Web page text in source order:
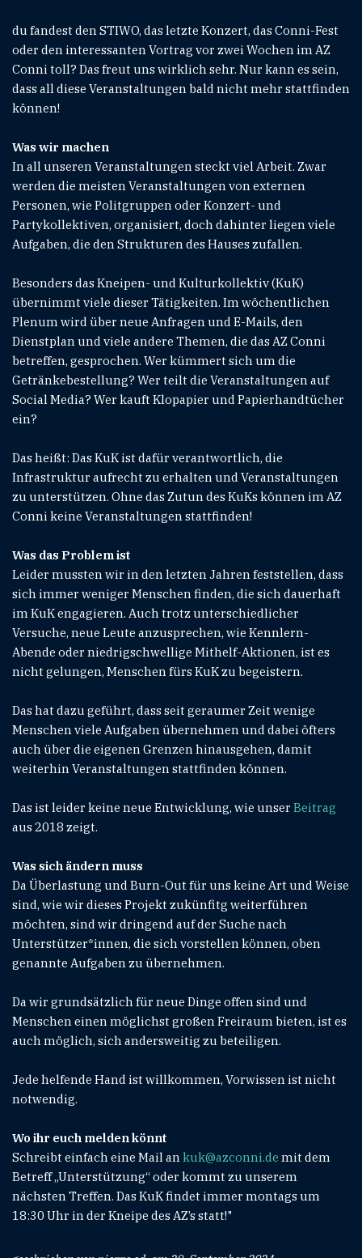
du fandest den STIWO, das letzte Konzert, das Conni-Fest
oder den interessanten Vortrag vor zwei Wochen im AZ
Conni toll? Das freut uns wirklich sehr. Nur kann es sein,
dass all diese Veranstaltungen bald nicht mehr stattfinden
können!
Was wir machen
In all unseren Veranstaltungen steckt viel Arbeit. Zwar
werden die meisten Veranstaltungen von externen
Personen, wie Politgruppen oder Konzert- und
Partykollektiven, organisiert, doch dahinter liegen viele
Aufgaben, die den Strukturen des Hauses zufallen.
Besonders das Kneipen- und Kulturkollektiv (KuK)
übernimmt viele dieser Tätigkeiten. Im wöchentlichen
Plenum wird über neue Anfragen und E-Mails, den
Dienstplan und viele andere Themen, die das AZ Conni
betreffen, gesprochen. Wer kümmert sich um die
Getränkebestellung? Wer teilt die Veranstaltungen auf
Social Media? Wer kauft Klopapier und Papierhandtücher
ein?
Das heißt: Das KuK ist dafür verantwortlich, die
Infrastruktur aufrecht zu erhalten und Veranstaltungen
zu unterstützen. Ohne das Zutun des KuKs können im AZ
Conni keine Veranstaltungen stattfinden!
Was das Problem ist
Leider mussten wir in den letzten Jahren feststellen, dass
sich immer weniger Menschen finden, die sich dauerhaft
im KuK engagieren. Auch trotz unterschiedlicher
Versuche, neue Leute anzusprechen, wie Kennlern-
Abende oder niedrigschwellige Mithelf-Aktionen, ist es
nicht gelungen, Menschen fürs KuK zu begeistern.
Das hat dazu geführt, dass seit geraumer Zeit wenige
Menschen viele Aufgaben übernehmen und dabei öfters
auch über die eigenen Grenzen hinausgehen, damit
weiterhin Veranstaltungen stattfinden können.
Das ist leider keine neue Entwicklung, wie unser Beitrag
aus 2018 zeigt.
Was sich ändern muss
Da Überlastung und Burn-Out für uns keine Art und Weise
sind, wie wir dieses Projekt zukünfitg weiterführen
möchten, sind wir dringend auf der Suche nach
Unterstützer*innen, die sich vorstellen können, oben
genannte Aufgaben zu übernehmen.
Da wir grundsätzlich für neue Dinge offen sind und
Menschen einen möglichst großen Freiraum bieten, ist es
auch möglich, sich andersweitig zu beteiligen.
Jede helfende Hand ist willkommen, Vorwissen ist nicht
notwendig.
Wo ihr euch melden könnt
Schreibt einfach eine Mail ankuk@azconni.de mit dem
Betreff „Unterstützung“ oder kommt zu unserem
nächsten Treffen. Das KuK findet immer montags um
18:30 Uhr in der Kneipe des AZ’s statt!"